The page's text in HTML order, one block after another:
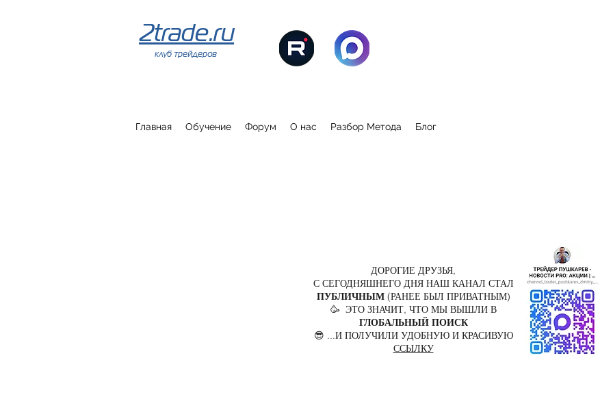
2trade.ru
клуб трейдеров
Главная Обучение Форум О нас Разбор Метода Блог
ДОРОГИЕ ДРУЗЬЯ,
С СЕГОДНЯШНЕГО ДНЯ НАШ КАНАЛ СТАЛ
ПУБЛИЧНЫМ(РАНЕЕ БЫЛ ПРИВАТНЫМ)
🥳 ЭТО ЗНАЧИТ, ЧТО МЫ ВЫШЛИ В
ГЛОБАЛЬНЫЙ ПОИСК
😎 ...И ПОЛУЧИЛИ УДОБНУЮ И КРАСИВУЮ
ССЫЛКУ